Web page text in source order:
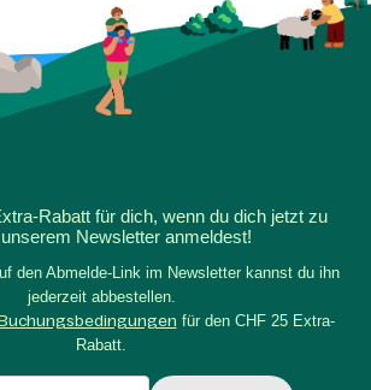
Rabatt für dich, wenn du dich jetzt zu
unserem Newsletter anmeldest!
den Abmelde-Link im Newsletter kannst du ihn
jederzeit abbestellen.
für den CHF 25 Extra-
Rabatt.